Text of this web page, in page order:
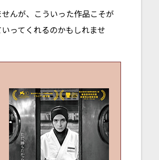
んが、こういった作品こそが
ってくれるのかもしれませ